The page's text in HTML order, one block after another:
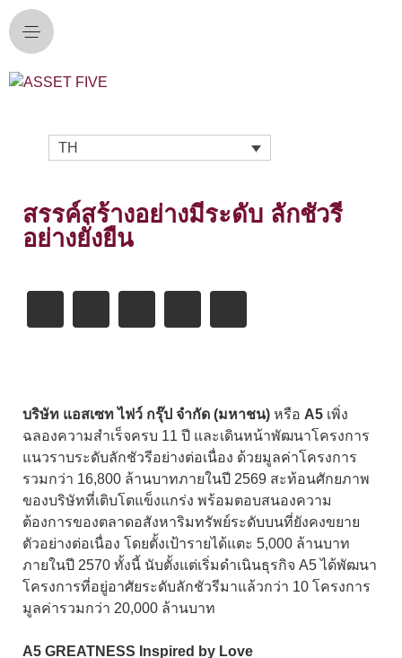
TH
สรรค์สร้างอย่างมีระดับ ลักชัวรี
อย่างยั่งยืน
บริษัท แอสเซท ไฟว์ กรุ๊ป จำกัด (มหาชน) หรือ A5 เพิ่ง
ฉลองความสำเร็จครบ 11 ปี และเดินหน้าพัฒนาโครงการ
แนวราบระดับลักชัวรีอย่างต่อเนื่อง ด้วยมูลค่าโครงการ
รวมกว่า 16,800 ล้านบาทภายในปี 2569 สะท้อนศักยภาพ
ของบริษัทที่เติบโตแข็งแกร่ง พร้อมตอบสนองความ
ต้องการของตลาดอสังหาริมทรัพย์ระดับบนที่ยังคงขยาย
ตัวอย่างต่อเนื่อง โดยตั้งเป้ารายได้แตะ 5,000 ล้านบาท
ภายในปี 2570 ทั้งนี้ นับตั้งแต่เริ่มดำเนินธุรกิจ A5 ได้พัฒนา
โครงการที่อยู่อาศัยระดับลักชัวรีมาแล้วกว่า 10 โครงการ
มูลค่ารวมกว่า 20,000 ล้านบาท
A5 GREATNESS Inspired by Love